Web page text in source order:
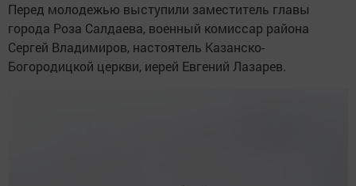
Перед молодежью выступили заместитель главы
города Роза Салдаева, военный комиссар района
Сергей Владимиров, настоятель Казанско-
Богородицкой церкви, иерей Евгений Лазарев.